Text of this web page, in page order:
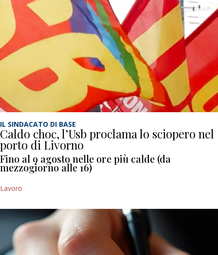
IL SINDACATO DI BASE
Caldo choc, l’Usb proclama lo sciopero nel
porto di Livorno
Fino al 9 agosto nelle ore più calde (da
mezzogiorno alle 16)
Lavoro